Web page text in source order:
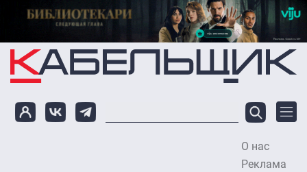
Перейти к основному содержанию
О нас
Реклама